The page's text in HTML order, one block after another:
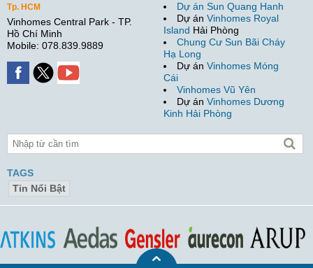
Tp. HCM
Vinhomes Central Park - TP.
Hồ Chí Minh
Mobile: 078.839.9889
Dự án Sun Quang Hanh
Dự án Vinhomes Royal
Island Hải Phòng
Chung Cư Sun Bãi Cháy
Hạ Long
Dự án Vinhomes Móng
Cái
Vinhomes Vũ Yên
Dự án Vinhomes Dương
Kinh Hải Phòng
TAGS
Tin Nổi Bật